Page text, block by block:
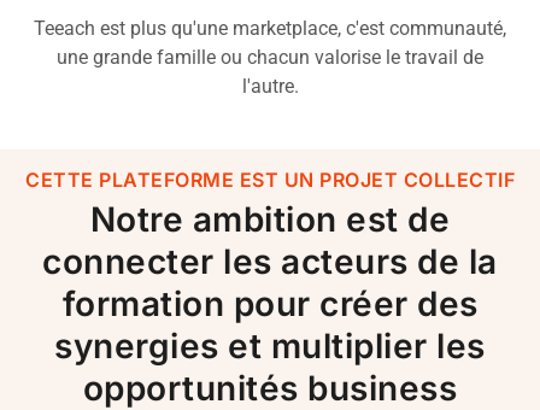
Teeach est plus qu'une marketplace, c'est communauté,
une grande famille ou chacun valorise le travail de
l'autre.
CETTE PLATEFORME EST UN PROJET COLLECTIF
Notre ambition est de
connecter les acteurs de la
formation pour créer des
synergies et multiplier les
opportunités business